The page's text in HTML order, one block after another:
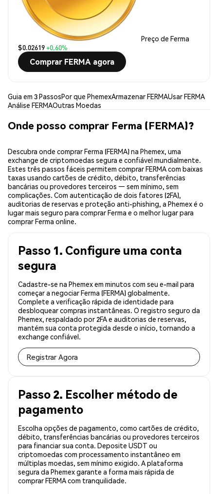
Preço de Ferma
$0.02619+0.60%
Comprar FERMA agora
Guia em 3 PassosPor que PhemexArmazenar FERMAUsar FERMA
Análise FERMAOutras Moedas
Onde posso comprar Ferma (FERMA)?
Descubra onde comprar Ferma (FERMA) na Phemex, uma
exchange de criptomoedas segura e confiável mundialmente.
Estes três passos fáceis permitem comprar FERMA com baixas
taxas usando cartões de crédito, débito, transferências
bancárias ou provedores terceiros — sem mínimo, sem
complicações. Com autenticação de dois fatores (2FA),
auditorias de reservas e proteção anti-phishing, a Phemex é o
lugar mais seguro para comprar Ferma e o melhor lugar para
comprar Ferma online.
Passo 1. Configure uma conta
segura
Cadastre-se na Phemex em minutos com seu e-mail para
começar a negociar Ferma (FERMA) globalmente.
Complete a verificação rápida de identidade para
desbloquear compras instantâneas. O registro seguro da
Phemex, respaldado por 2FA e auditorias de reservas,
mantém sua conta protegida desde o início, tornando a
exchange confiável.
Registrar Agora
Passo 2. Escolher método de
pagamento
Escolha opções de pagamento, como cartões de crédito,
débito, transferências bancárias ou provedores terceiros
para financiar sua conta. Deposite USDT ou
criptomoedas com processamento instantâneo em
múltiplas moedas, sem mínimo exigido. A plataforma
segura da Phemex garante a forma mais rápida de
comprar FERMA com tranquilidade.